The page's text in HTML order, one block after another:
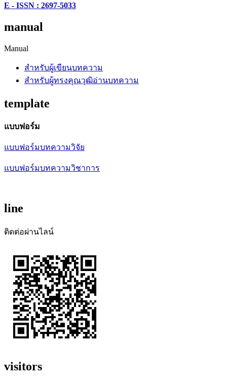
E - ISSN : 2697-5033
manual
Manual
สำหรับผู้เขียนบทความ
สำหรับผู้ทรงคุณวุฒิอ่านบทความ
template
แบบฟอร์ม
แบบฟอร์มบทความวิจัย
แบบฟอร์มบทความวิชาการ
line
ติดต่อผ่านไลน์
visitors